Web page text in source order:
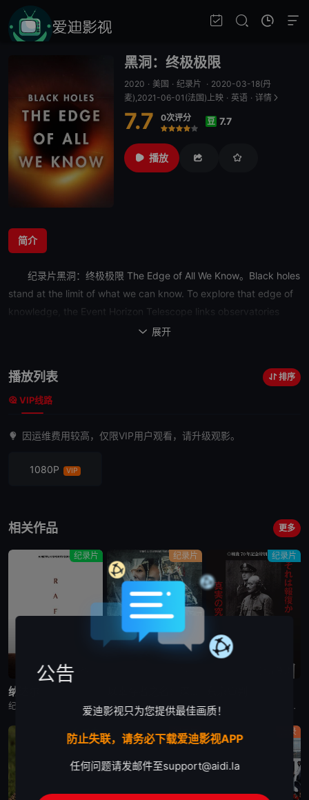
黑洞：终极极限
2020 · 美国 · 纪录片 · 2020-03-18(丹
麦),2021-06-01(法国)上映 · 英语 · 详情
7.7 0次评分
很差
较差还行推荐力荐
豆 7.7
播放
简介
纪录片黑洞：终极极限 The Edge of All We Know。Black holes
stand at the limit of what we can know. To explore that edge of
knowledge, the Event Horizon Telescope links observatories
across the world to simulate an earth-sized instrument. With this
Meanwhile, Hawking and his team attack the black hole...
 展开
播放列表 排序
VIP线路
因运维费用较高，仅限VIP用户观看，请升级观影。
1080P VIP
相关作品 更多
纪录片
已完结
纳达尔
纪录片《纳达尔》深入探讨了拉斐尔·纳达尔辉煌的网球职业生涯。除了介绍他的比赛表现外，还揭示了他的私人生活、鲜为人知的幕后故事，以及他在 2023 年克服伤病后，在 2024 年重新重返赛场的历程。
纪录片
纪录片是2023年推出的《以神之名：信仰的背叛》的第二季，此次纪录片将会讲述JMS受害人Maple的近况，还有当年肆意践踏人权的“釜山兄弟福利院”事件以及“至尊派事件”和“三丰百货大楼倒塌惨案”等
纪录片
围绕着東京审判这一重要历史事件, 本片除了讲述过程外, 更重要的还是提出了一系列国际法法律问题和伦理道德疑问, 如事后法问题, 战争罪的有無, 以及个人辩护和国家辩护的选择和远东国际法庭战犯的选择
纪录片 纪录片 纪录
公告
爱迪影视只为您提供最佳画质！
防止失联，请务必下载爱迪影视APP
任何问题请发邮件至support@aidi.la